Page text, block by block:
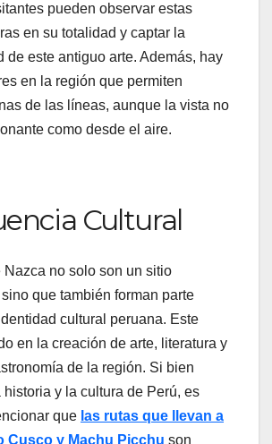
pueden observar estas
en su totalidad y captar la
de este antiguo arte. Además, hay
en la región que permiten
de las líneas, aunque la vista no
como desde el aire.
Cultural
Nazca no solo son un sitio
que también forman parte
cultural peruana. Este
en la creación de arte, literatura y
de la región. Si bien
y la cultura de Perú, es
que las rutas que llevan a
Cusco y Machu Picchu son